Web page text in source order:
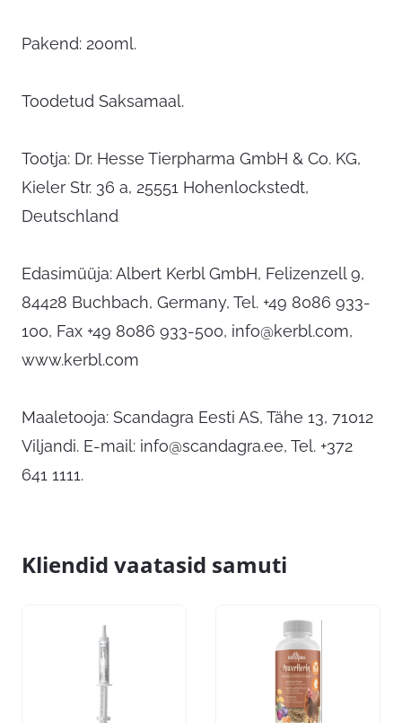
Pakend: 200ml.
Toodetud Saksamaal.
Tootja: Dr. Hesse Tierpharma GmbH & Co. KG,
Kieler Str. 36 a, 25551 Hohenlockstedt,
Deutschland
Edasimüüja: Albert Kerbl GmbH, Felizenzell 9,
84428 Buchbach, Germany, Tel. +49 8086 933-
100, Fax +49 8086 933-500, info@kerbl.com,
www.kerbl.com
Maaletooja: Scandagra Eesti AS, Tähe 13, 71012
Viljandi. E-mail: info@scandagra.ee, Tel. +372
641 1111.
Kliendid vaatasid samuti